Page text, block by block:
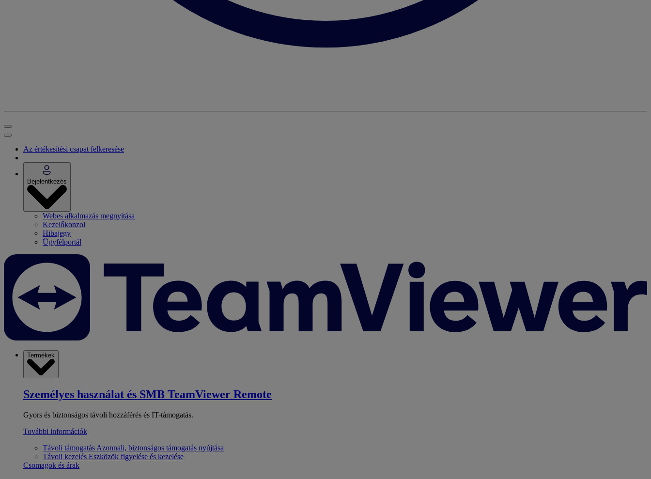
Az értékesítési csapat felkeresése
Bejelentkezés
Webes alkalmazás megnyitása
Kezelőkonzol
Hibajegy
Ügyfélportál
Termékek
Személyes használat és SMB TeamViewer Remote
Gyors és biztonságos távoli hozzáférés és IT-támogatás.
További információk
Távoli támogatás Azonnali, biztonságos támogatás nyújtása
Távoli kezelés Eszközök figyelése és kezelése
Csomagok és árak